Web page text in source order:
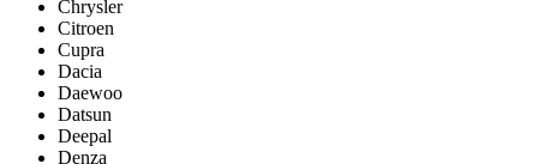
Chrysler
Citroen
Cupra
Dacia
Daewoo
Datsun
Deepal
Denza